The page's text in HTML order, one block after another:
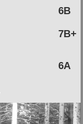
6B
7B+
6A